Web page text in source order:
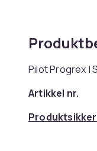
Pilot Progrex |
Artikkel nr.